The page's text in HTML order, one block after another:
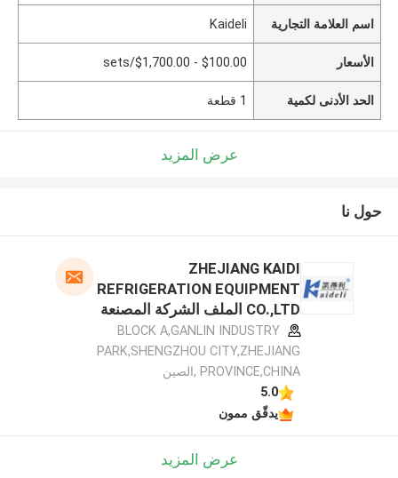
اسم العلامة التجارية Kaideli
الأسعار $100.00 - $1,700.00/sets
الحد الأدنى لكمية 1 قطعة
عرض المزيد
حول نا
ZHEJIANG KAIDI
REFRIGERATION EQUIPMENT
CO.,LTD الملف الشركة المصنعة
BLOCK A,GANLIN INDUSTRY
PARK,SHENGZHOU CITY,ZHEJIANG
PROVINCE,CHINA ,الصين
5.0
يدقّق ممون
عرض المزيد